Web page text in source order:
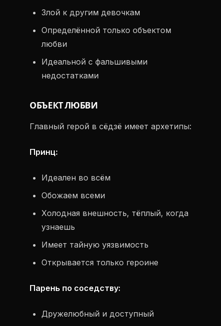
Злой к другим девочкам
Определённой только объектом
любви
Идеальной с фальшивыми
недостатками
ОБЪЕКТ ЛЮБВИ
Главный герой в сёдзё имеет архетипы:
Принц:
Идеален во всём
Обожаем всеми
Холодная внешность, тёплый, когда
узнаешь
Имеет тайную уязвимость
Открывается только героине
Парень по соседству:
Дружелюбный и доступный